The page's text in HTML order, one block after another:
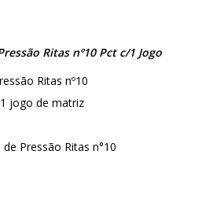
Ritas nº10 Pct c/1 Jogo
Ritas nº10
jogo de matriz
Pressão Ritas n°10